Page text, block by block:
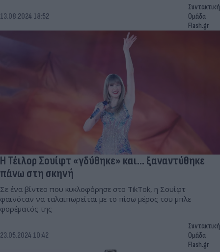
13.08.2024 18:52
Συντακτική
Ομάδα
Flash.gr
Η Τέιλορ Σουίφτ «γδύθηκε» και... ξαναντύθηκε
πάνω στη σκηνή
Σε ένα βίντεο που κυκλοφόρησε στο TikTok, η Σουίφτ
φαινόταν να ταλαιπωρείται με το πίσω μέρος του μπλε
φορέματός της
23.05.2024 10:42
Συντακτική
Ομάδα
Flash.gr